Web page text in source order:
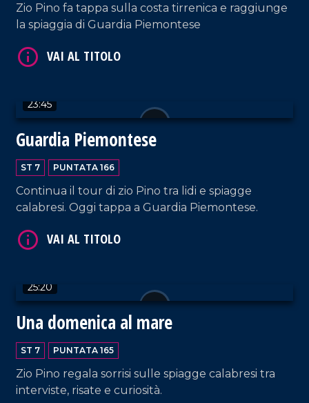
Zio Pino fa tappa sulla costa tirrenica e raggiunge
la spiaggia di Guardia Piemontese
23:45
Guardia Piemontese
ST 7 PUNTATA 166
Continua il tour di zio Pino tra lidi e spiagge
calabresi. Oggi tappa a Guardia Piemontese.
25:20
Una domenica al mare
ST 7 PUNTATA 165
Zio Pino regala sorrisi sulle spiagge calabresi tra
interviste, risate e curiosità.
VAI AL TITOLO
VAI AL TITOLO